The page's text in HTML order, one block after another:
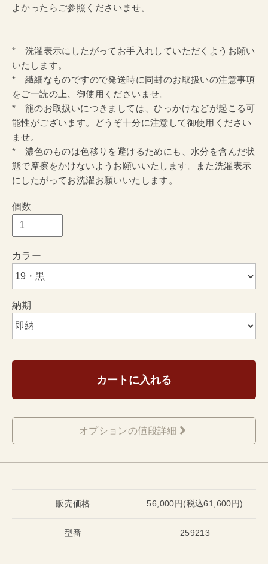
よかったらご参照くださいませ。
* 洗濯表示にしたがってお手入れしていただくようお願い
いたします。
* 繊細なものですので発送時に同封のお取扱いの注意事項
をご一読の上、御使用くださいませ。
* 籠のお取扱いにつきましては、ひっかけなどが起こる可
能性がございます。どうぞ十分に注意して御使用ください
ませ。
* 濃色のものは色移りを避けるためにも、水分を含んだ状
態で摩擦をかけないようお願いいたします。また洗濯表示
にしたがってお洗濯お願いいたします。
個数
カラー
納期
カートに入れる
オプションの値段詳細
販売価格 56,000円(税込61,600円)
型番 259213